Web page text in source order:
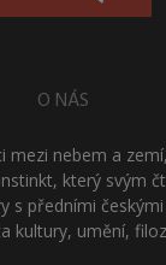
O NÁS
mezi nebem a
který svým
s předními
kultury, umění,